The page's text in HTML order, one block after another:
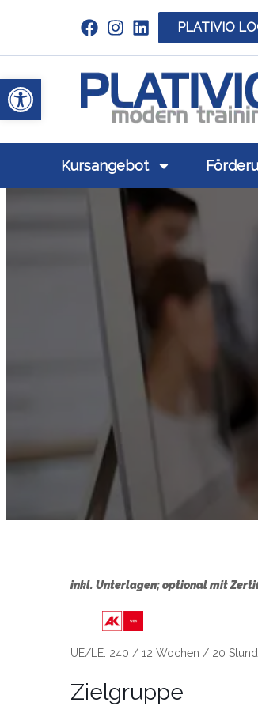
Werkzeugleiste
Link zu https://
PLATIVIO
Kursangebot
inkl. Unterlagen; optional mit
UE/LE: 240 / 12 Wochen / 20
Zielgruppe